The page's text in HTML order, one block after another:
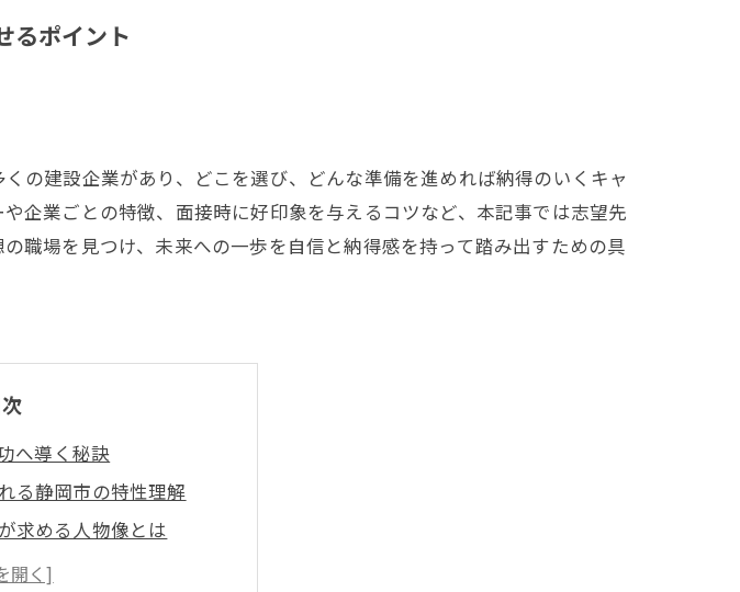
るポイント
の建設企業があり、どこを選び、どんな準備を進めれば納得のいくキャ
企業ごとの特徴、面接時に好印象を与えるコツなど、本記事では志望先
職場を見つけ、未来への一歩を自信と納得感を持って踏み出すための具
へ導く秘訣
る静岡市の特性理解
求める人物像とは
設業界の動向分析